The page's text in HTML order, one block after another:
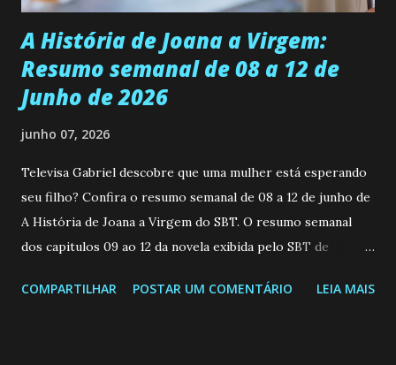
A História de Joana a Virgem:
Resumo semanal de 08 a 12 de
Junho de 2026
junho 07, 2026
Televisa Gabriel descobre que uma mulher está esperando
seu filho? Confira o resumo semanal de 08 a 12 de junho de
A História de Joana a Virgem do SBT. O resumo semanal
dos capitulos 09 ao 12 da novela exibida pelo SBT de
a Programação Semanal do SBT de 08/06/26 a 14/06/26
COMPARTILHAR POSTAR UM COMENTÁRIO LEIA MAIS